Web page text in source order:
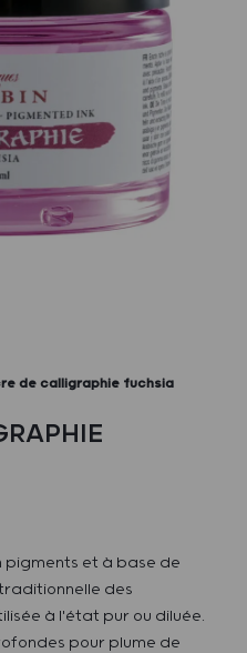
de calligraphie fuchsia
pigments et à base de
des
à l'état pur ou diluée.
pour plume de